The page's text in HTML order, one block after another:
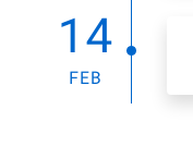
14
FEB